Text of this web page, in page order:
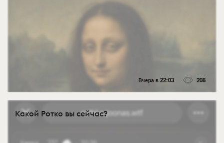
Вчера в 22:03 208
Какой Ротко вы сейчас?